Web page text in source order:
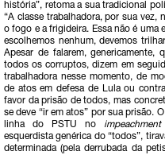
história”, retoma a sua tradicional
“A classe trabalhadora, por sua vez,
o fogo e a frigideira. Essa não é uma
escolhemos nenhum, devemos
Apesar de falarem,
todos os corruptos, dizem em
trabalhadora nesse momento, de
de atos em defesa de Lula ou
favor da prisão de todos, mas
se deve “ir em atos” por sua prisão.
linha do PSTU no impeachment
esquerdista genérica do “todos”,
determinada (pela derrubada da